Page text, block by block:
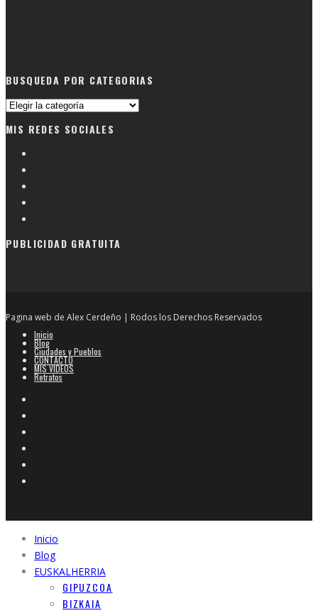
BUSQUEDA POR CATEGORIAS
Busqueda
categorias
MIS REDES SOCIALES
PUBLICIDAD GRATUITA
Pagina web de Alex Cerdeño | Rodos los Derechos Reservados
Inicio
Blog
Ciudades y Pueblos
CONTACTO
MIS VIDEOS
Retratos
Inicio
Blog
EUSKALHERRIA
GIPUZCOA
BIZKAIA